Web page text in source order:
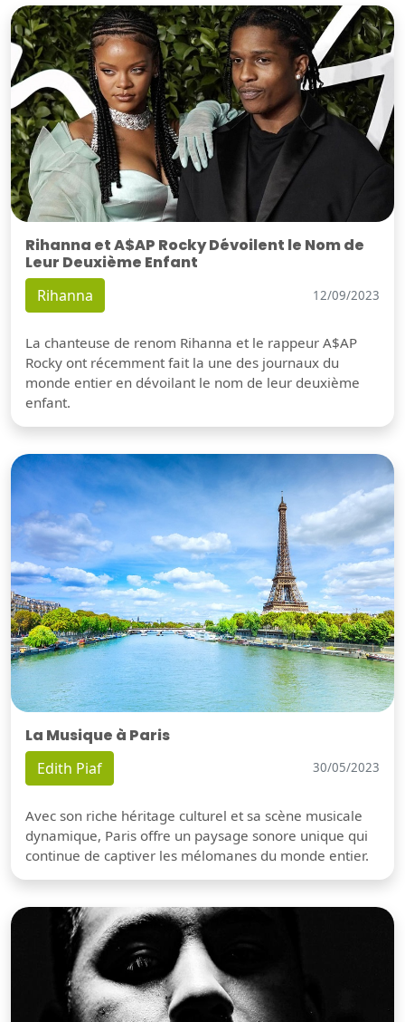
Rihanna et A$AP Rocky Dévoilent le Nom de
Leur Deuxième Enfant
Rihanna 12/09/2023
La chanteuse de renom Rihanna et le rappeur A$AP
Rocky ont récemment fait la une des journaux du
monde entier en dévoilant le nom de leur deuxième
enfant.
La Musique à Paris
Edith Piaf 30/05/2023
Avec son riche héritage culturel et sa scène musicale
dynamique, Paris offre un paysage sonore unique qui
continue de captiver les mélomanes du monde entier.